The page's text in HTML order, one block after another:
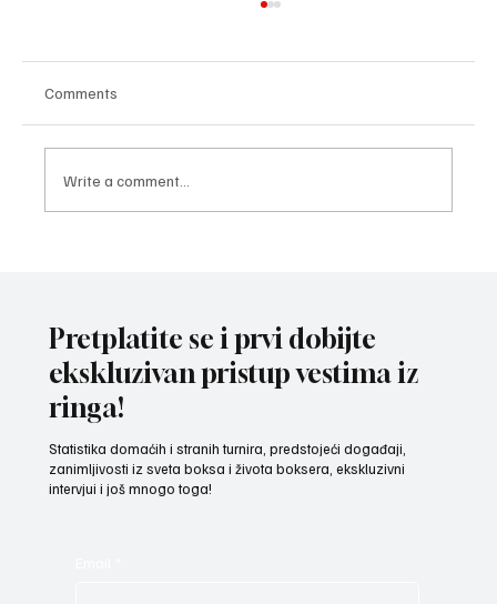
Comments
Write a comment...
Pretplatite se i prvi dobijte
ekskluzivan pristup vestima iz
ringa!
Statistika domaćih i stranih turnira, predstojeći događaji,
zanimljivosti iz sveta boksa i života boksera, ekskluzivni
intervjui i još mnogo toga!